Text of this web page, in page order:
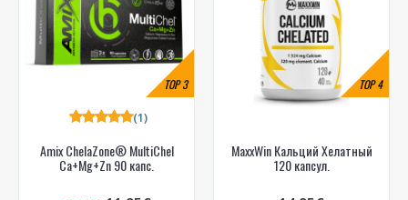
TOP3
Amix ChelaZone® MultiChel
Ca+Mg+Zn 90 капс.
(1)
TOP4
MaxxWin Кальций Хелатный
120 капсул.